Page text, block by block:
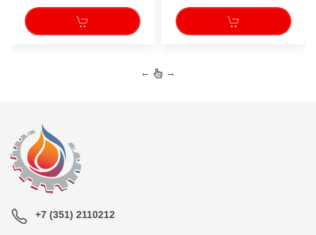
← →
+7 (351) 2110212